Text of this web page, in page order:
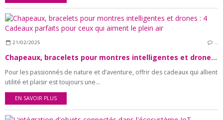
21/02/2025 …
Chapeaux, bracelets pour montres intelligentes et drones : 4 Cadeaux parfaits pour ceux qui aiment le plein air
Pour les passionnés de nature et d’aventure, offrir des cadeaux qui allient
utilité et plaisir est toujours une...
EN SAVOIR PLUS